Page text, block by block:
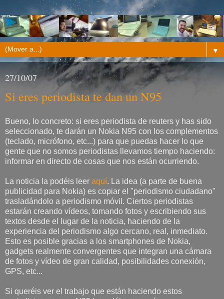
▼
27/10/07
Si eres periodista te dan un N95
Bueno, lo concreto: si eres periodista de reuters y has sido
seleccionado, te darán un Nokia N95 con los complementos
(teclado, micrófono, etc...) para que puedas hacer lo que
gente que no somos periodistas llevamos tiempo haciendo:
informar en directo de cosas que nos están ocurriendo.
La noticia la podéis leer aquí. La idea (a parte de buena
publicidad para Nokia) es copiar el "periodismo ciudadano"
trasladándolo a periodismo móvil. Ciertos periodistas
estarán creando vídeos, tomando fotos y escribiendo sus
textos desde el lugar de la noticia, haciendo de la
experiencia del periodismo algo cercano, real, inmediato.
Esto es posible gracias a los smartphones de Nokia,
gadgets realmente convergentes que integran una cámara
de fotos y vídeo de gran calidad, posibilidades conexión,
GPS, etc...
Si queréis ver el trabajo que están haciendo estos